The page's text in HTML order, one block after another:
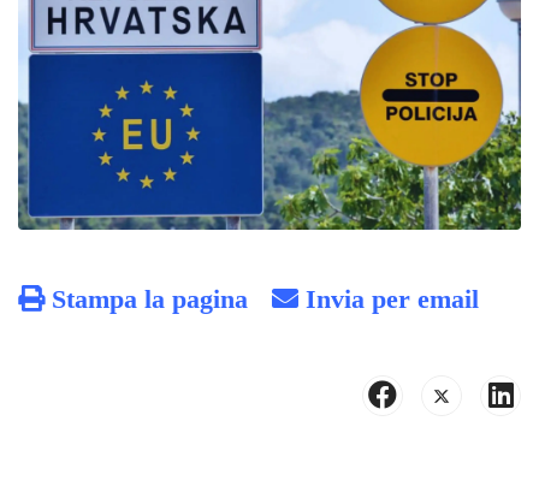
Stampa la pagina Invia per email